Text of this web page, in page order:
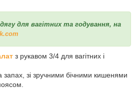
для вагітних та годування, на
з рукавом 3/4 для вагітних і
запах, зі зручними бічними кишенями